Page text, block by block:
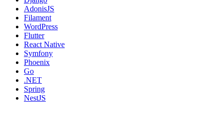
AdonisJS
Filament
WordPress
Flutter
React Native
Symfony
Phoenix
Go
.NET
Spring
NestJS